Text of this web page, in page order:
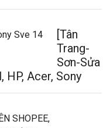
[Tân
Trang-
Sơn-Sửa
HP, Acer, Sony